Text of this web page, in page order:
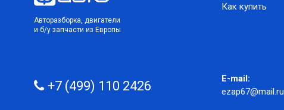
Авторазборка, двигатели
и б/у запчасти из Европы
Как купить
+7 (499) 110 2426
E-mail:
ezap67@mail.ru